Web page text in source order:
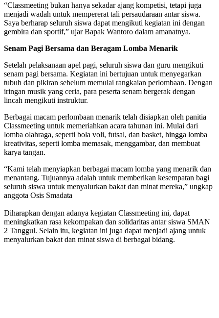
“Classmeeting bukan hanya sekadar ajang kompetisi, tetapi juga
menjadi wadah untuk mempererat tali persaudaraan antar siswa.
Saya berharap seluruh siswa dapat mengikuti kegiatan ini dengan
gembira dan sportif,” ujar Bapak Wantoro dalam amanatnya.
Senam Pagi Bersama dan Beragam Lomba Menarik
Setelah pelaksanaan apel pagi, seluruh siswa dan guru mengikuti
senam pagi bersama. Kegiatan ini bertujuan untuk menyegarkan
tubuh dan pikiran sebelum memulai rangkaian perlombaan. Dengan
iringan musik yang ceria, para peserta senam bergerak dengan
lincah mengikuti instruktur.
Berbagai macam perlombaan menarik telah disiapkan oleh panitia
Classmeeting untuk memeriahkan acara tahunan ini. Mulai dari
lomba olahraga, seperti bola voli, futsal, dan basket, hingga lomba
kreativitas, seperti lomba memasak, menggambar, dan membuat
karya tangan.
“Kami telah menyiapkan berbagai macam lomba yang menarik dan
menantang. Tujuannya adalah untuk memberikan kesempatan bagi
seluruh siswa untuk menyalurkan bakat dan minat mereka,” ungkap
anggota Osis Smadata
Diharapkan dengan adanya kegiatan Classmeeting ini, dapat
meningkatkan rasa kekompakan dan solidaritas antar siswa SMAN
2 Tanggul. Selain itu, kegiatan ini juga dapat menjadi ajang untuk
menyalurkan bakat dan minat siswa di berbagai bidang.